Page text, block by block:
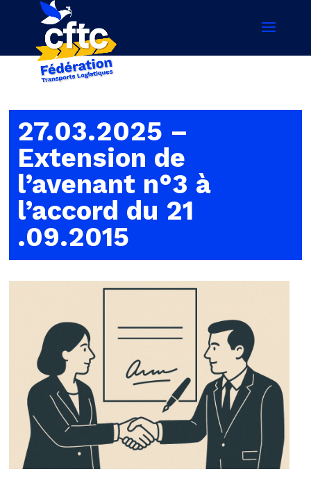
27.03.2025 –
Extension de
l’avenant n°3 à
l’accord du 21
.09.2015